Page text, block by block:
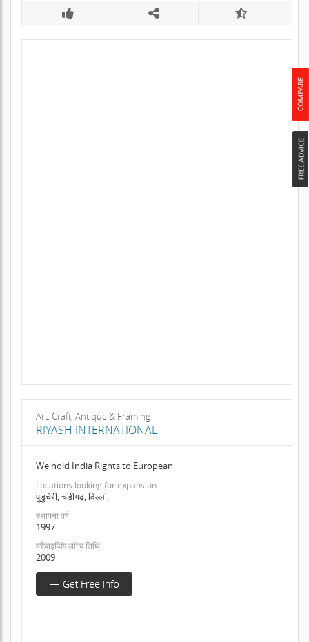
Art, Craft, Antique & Framing
RIYASH INTERNATIONAL
We hold India Rights to European
Locations looking for expansion
पुडुचेरी, चंडीगढ़, दिल्ली,
स्थापना वर्ष
1997
फ़्रैंचाइजिंग लॉन्च तिथि
2009